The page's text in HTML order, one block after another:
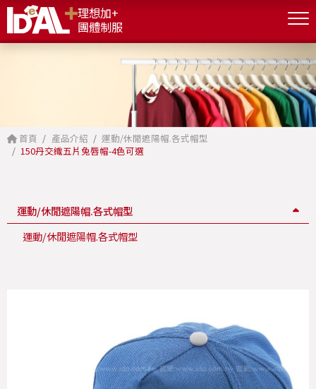
理想加+
團體制服
首頁 產品介紹
運動/休閒遮陽帽.各式帽型
150丹交織五片兔唇帽-4色可選
運動/休閒遮陽帽.各式帽型
運動/休閒遮陽帽.各式帽型